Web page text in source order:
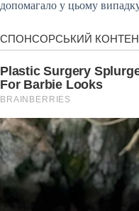
допомагало у цьому